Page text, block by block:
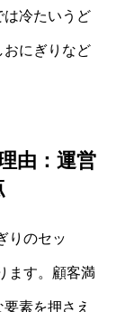
は冷たいうど
おにぎりなど
由：運営
りのセッ
ます。顧客満
素を押さえ